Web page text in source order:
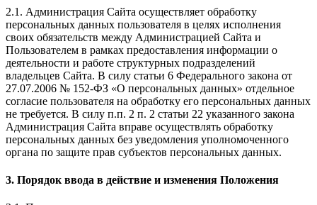
2.1. Администрация Сайта осуществляет обработку
персональных данных пользователя в целях исполнения
своих обязательств между Администрацией Сайта и
Пользователем в рамках предоставления информации о
деятельности и работе структурных подразделений
владельцев Сайта. В силу статьи 6 Федерального закона от
27.07.2006 № 152-ФЗ «О персональных данных» отдельное
согласие пользователя на обработку его персональных данных
не требуется. В силу п.п. 2 п. 2 статьи 22 указанного закона
Администрация Сайта вправе осуществлять обработку
персональных данных без уведомления уполномоченного
органа по защите прав субъектов персональных данных.
3. Порядок ввода в действие и изменения Положения